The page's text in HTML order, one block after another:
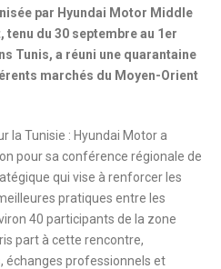
par Hyundai Motor Middle
tenu du 30 septembre au 1er
Tunis, a réuni une quarantaine
marchés du Moyen-Orient
la Tunisie : Hyundai Motor a
pour sa conférence régionale de
qui vise à renforcer les
pratiques entre les
40 participants de la zone
part à cette rencontre,
échanges professionnels et